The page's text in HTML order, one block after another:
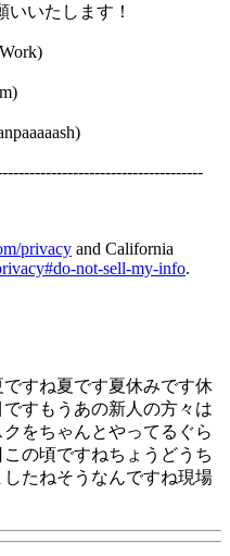
いいたします！
privacy and California
not-sell-my-info.
すね夏です夏休みです休
すもうあの新人の方々は
をちゃんとやってるぐら
の頃ですねちょうどうち
たねそうなんですね現場